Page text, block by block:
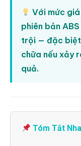
Với mức
phiên bản
trội — đặc biệt
chữa nếu xảy
quả.
Tóm Tắt